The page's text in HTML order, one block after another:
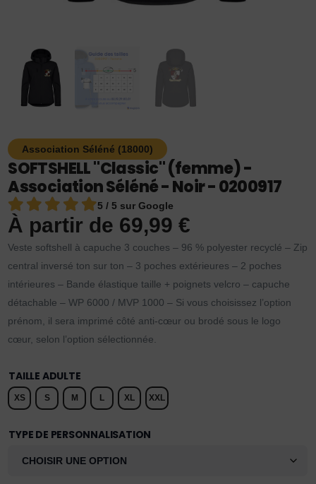
Association Séléné (18000)
SOFTSHELL "Classic" (femme) -
Association Séléné - Noir - 0200917
5 / 5 sur Google
À partir de 69,99€
Veste softshell à capuche 3 couches – 96 % polyester recyclé – Zip
central inversé ton sur ton – 3 poches extérieures – 2 poches
intérieures – Bande élastique taille + poignets velcro – capuche
détachable – WP 6000 / MVP 1000 – Si vous choisissez l’option
prénom, il sera imprimé côté anti-cœur ou brodé sous le logo
cœur, selon l’option sélectionnée.
TAILLE ADULTE
XS S M L XL XXL
TYPE DE PERSONNALISATION